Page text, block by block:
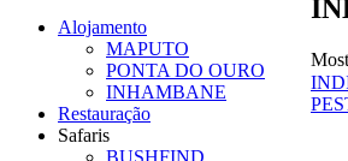
Alojamento
MAPUTO
PONTA DO OURO
INHAMBANE
Restauração
Safaris